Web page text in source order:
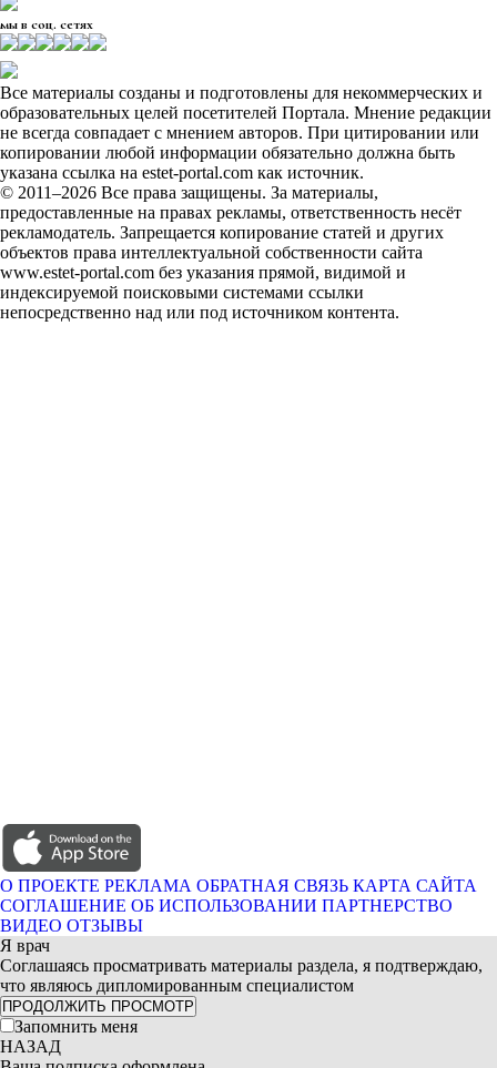
мы в соц. сетях
Все материалы созданы и подготовлены для некоммерческих и
образовательных целей посетителей Портала. Мнение редакции
не всегда совпадает с мнением авторов. При цитировании или
копировании любой информации обязательно должна быть
указана ссылка на estet-portal.com как источник.
© 2011–2026 Все права защищены. За материалы,
предоставленные на правах рекламы, ответственность несёт
рекламодатель. Запрещается копирование статей и других
объектов права интеллектуальной собственности сайта
www.estet-portal.com без указания прямой, видимой и
индексируемой поисковыми системами ссылки
непосредственно над или под источником контента.
О ПРОЕКТЕ РЕКЛАМА ОБРАТНАЯ СВЯЗЬ КАРТА САЙТА
СОГЛАШЕНИЕ ОБ ИСПОЛЬЗОВАНИИ ПАРТНЕРСТВО
ВИДЕО ОТЗЫВЫ
Я врач
Соглашаясь просматривать материалы раздела, я подтверждаю,
что являюсь дипломированным специалистом
ПРОДОЛЖИТЬ ПРОСМОТР
Запомнить меня
НАЗАД